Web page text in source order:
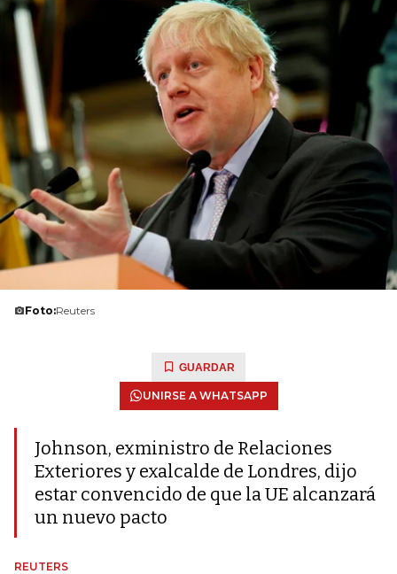
Foto:Reuters
GUARDAR
UNIRSE A WHATSAPP
Johnson, exministro de Relaciones
Exteriores y exalcalde de Londres, dijo
estar convencido de que la UE alcanzará
un nuevo pacto
REUTERS